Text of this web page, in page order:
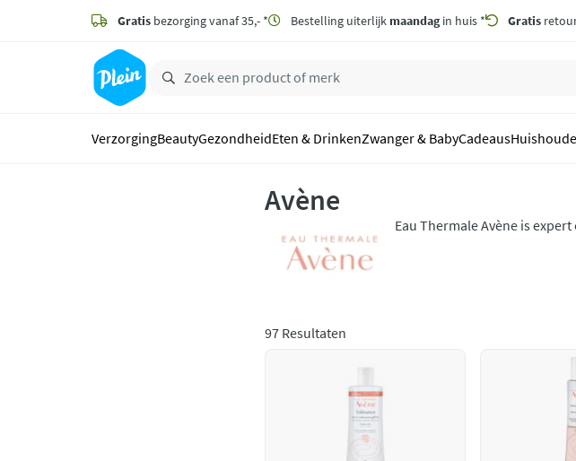
zoeken
hoofdinhoud
Gratis bezorging vanaf 35,- * Bestelling uiterlijk maandagin huis * Gratis
VerzorgingBeautyGezondheidEten & DrinkenZwanger & BabyCadeaus
Avène
Eau Thermale Avène is
97 Resultaten